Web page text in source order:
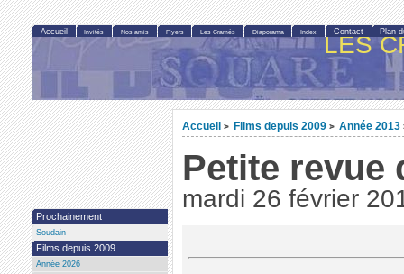
LES
Accueil > Films depuis 2009 > Année 2013
Petite revue
mardi 26 février
Accueil Invités Nos amis Flyers Les Cramés Diaporama Index Contact Plan
Prochainement
Soudain
Films depuis 2009
Année 2026